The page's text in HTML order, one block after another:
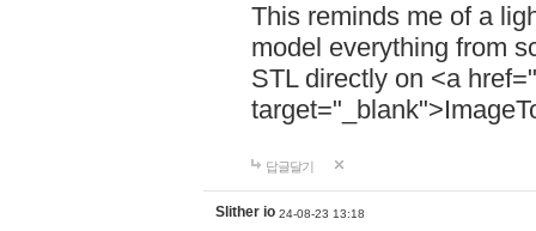
This reminds me of a
model everything from
STL directly on <a href="
답글달기
Slither io 24-08-23 13:18